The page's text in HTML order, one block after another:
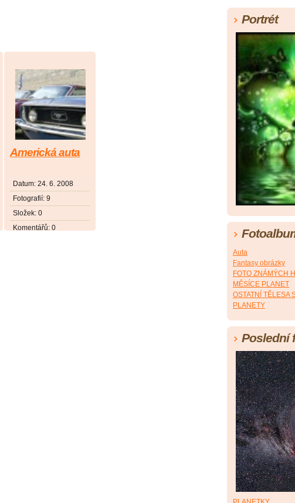
Americká auta
Datum: 24. 6. 2008
Fotografií: 9
Složek: 0
Komentářů: 0
Portrét
Auta
Fantasy obrázky
FOTO ZNÁMÝCH
MĚSÍCE PLANET
OSTATNÍ TĚLESA
PLANETY
Poslední